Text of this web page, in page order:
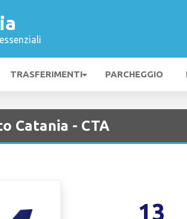
TRASFERIMENTI PARCHEGGIO
Catania - CTA
13